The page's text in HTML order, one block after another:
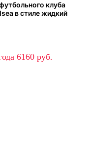
клуба
в стиле жидкий
6160